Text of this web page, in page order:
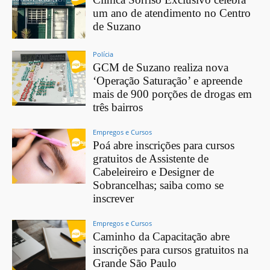
um ano de atendimento no Centro
de Suzano
Polícia
GCM de Suzano realiza nova
‘Operação Saturação’ e apreende
mais de 900 porções de drogas em
três bairros
Empregos e Cursos
Poá abre inscrições para cursos
gratuitos de Assistente de
Cabeleireiro e Designer de
Sobrancelhas; saiba como se
inscrever
Empregos e Cursos
Caminho da Capacitação abre
inscrições para cursos gratuitos na
Grande São Paulo